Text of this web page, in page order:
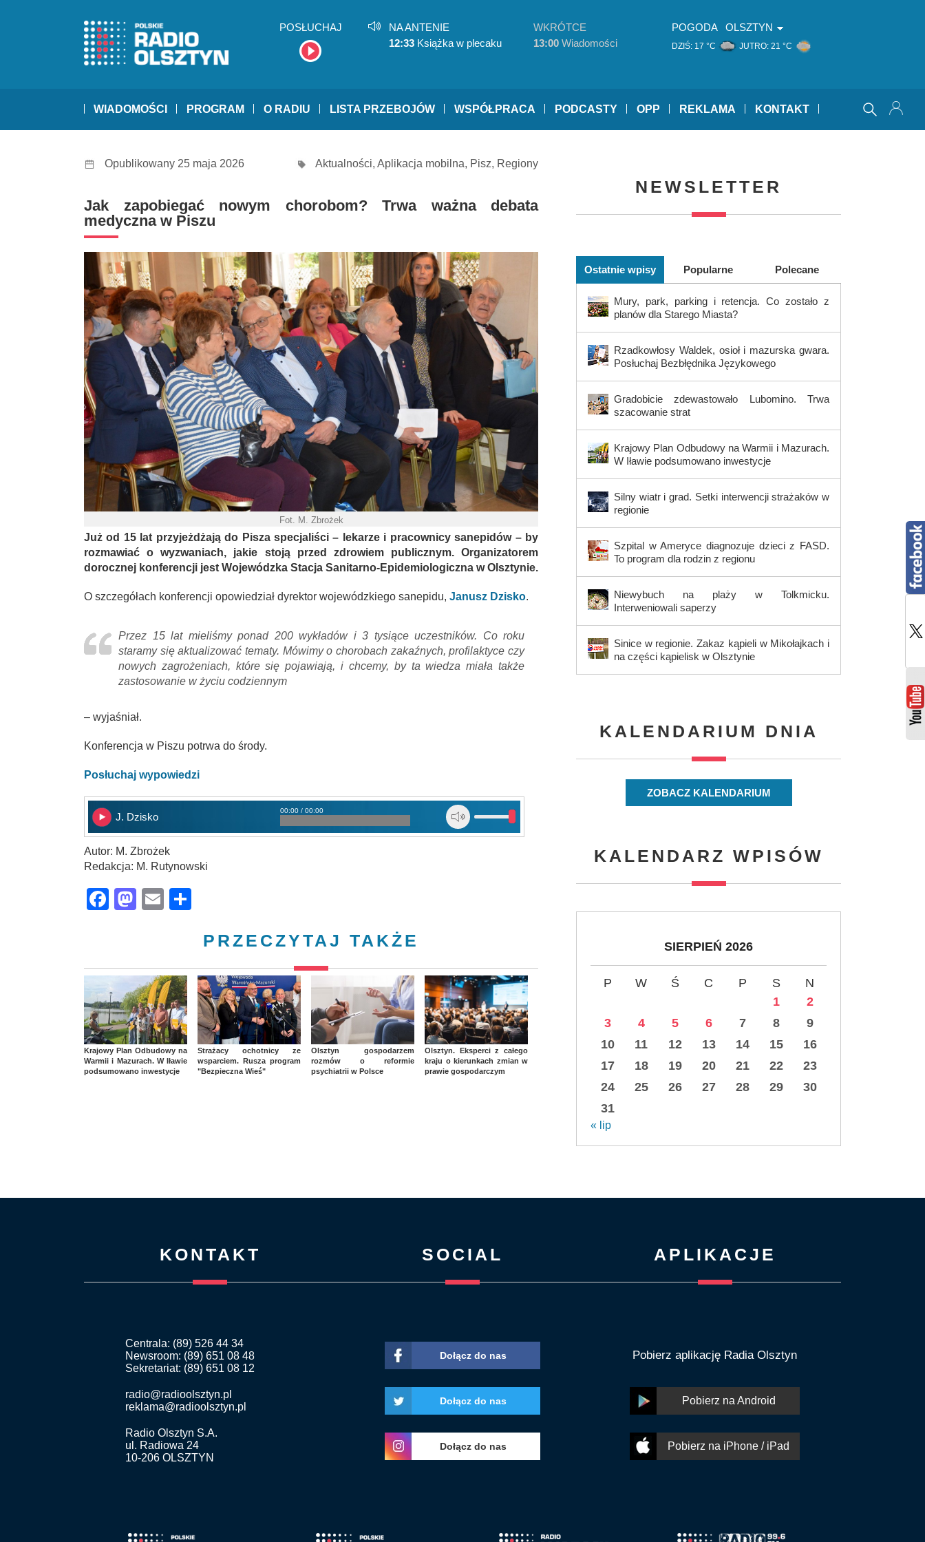
POSŁUCHAJ
NA ANTENIE
12:33 Książka w plecaku
WKRÓTCE
13:00 Wiadomości
POGODA OLSZTYN
DZIŚ: 17 °C JUTRO: 21 °C
WIADOMOŚCI PROGRAM O RADIU LISTA PRZEBOJÓW WSPÓŁPRACA PODCASTY OPP REKLAMA KONTAKT
Opublikowany 25 maja 2026 Aktualności, Aplikacja mobilna, Pisz, Regiony
Jak zapobiegać nowym chorobom? Trwa ważna debata
medyczna w Piszu
Fot. M. Zbrożek
Już od 15 lat przyjeżdżają do Pisza specjaliści – lekarze i pracownicy sanepidów – by
rozmawiać o wyzwaniach, jakie stoją przed zdrowiem publicznym. Organizatorem
dorocznej konferencji jest Wojewódzka Stacja Sanitarno-Epidemiologiczna w Olsztynie.
O szczegółach konferencji opowiedział dyrektor wojewódzkiego sanepidu, Janusz Dzisko.
Przez 15 lat mieliśmy ponad 200 wykładów i 3 tysiące uczestników. Co roku
staramy się aktualizować tematy. Mówimy o chorobach zakaźnych, profilaktyce czy
nowych zagrożeniach, które się pojawiają, i chcemy, by ta wiedza miała także
zastosowanie w życiu codziennym
– wyjaśniał.
Konferencja w Piszu potrwa do środy.
Posłuchaj wypowiedzi
J. Dzisko
00:00 / 00:00
Autor: M. Zbrożek
Redakcja: M. Rutynowski
Facebook
Mastodon
Email
PRZECZYTAJ TAKŻE
Krajowy Plan Odbudowy na
Warmii i Mazurach. W Iławie
podsumowano inwestycje
Strażacy ochotnicy ze
wsparciem. Rusza program
"Bezpieczna Wieś"
Olsztyn gospodarzem
rozmów o reformie
psychiatrii w Polsce
Olsztyn. Eksperci z całego
kraju o kierunkach zmian w
prawie gospodarczym
NEWSLETTER
Ostatnie wpisy Popularne Polecane
Mury, park, parking i retencja. Co zostało z
planów dla Starego Miasta?
Rzadkowłosy Waldek, osioł i mazurska gwara.
Posłuchaj Bezbłędnika Językowego
Gradobicie zdewastowało Lubomino. Trwa
szacowanie strat
Krajowy Plan Odbudowy na Warmii i Mazurach.
W Iławie podsumowano inwestycje
Silny wiatr i grad. Setki interwencji strażaków w
regionie
Szpital w Ameryce diagnozuje dzieci z FASD.
To program dla rodzin z regionu
Niewybuch na plaży w Tolkmicku.
Interweniowali saperzy
Sinice w regionie. Zakaz kąpieli w Mikołajkach i
na części kąpielisk w Olsztynie
KALENDARIUM DNIA
ZOBACZ KALENDARIUM
KALENDARZ WPISÓW
SIERPIEŃ 2026
P W Ś C P S
N
1
2
3
4 5 6 7 8
9
10
11 12 13 14 15
16
17
18 19 20 21 22
23
24
25 26 27 28 29
30
31
« lip
KONTAKT
Centrala: (89) 526 44 34
Newsroom: (89) 651 08 48
Sekretariat: (89) 651 08 12
radio@radioolsztyn.pl
reklama@radioolsztyn.pl
Radio Olsztyn S.A.
ul. Radiowa 24
10-206 OLSZTYN
SOCIAL
Dołącz do nas
Dołącz do nas
Dołącz do nas
APLIKACJE
Pobierz aplikację Radia Olsztyn
Pobierz na Android
Pobierz na iPhone / iPad